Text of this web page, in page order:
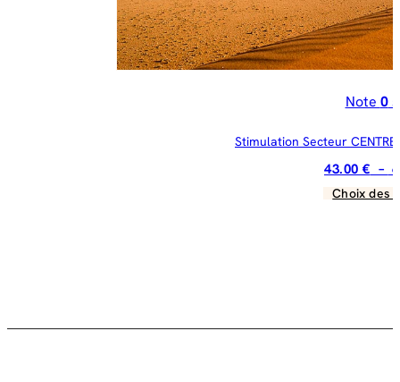
du
Note 0
Stimulation Secteur
43.00 € –
Choix des